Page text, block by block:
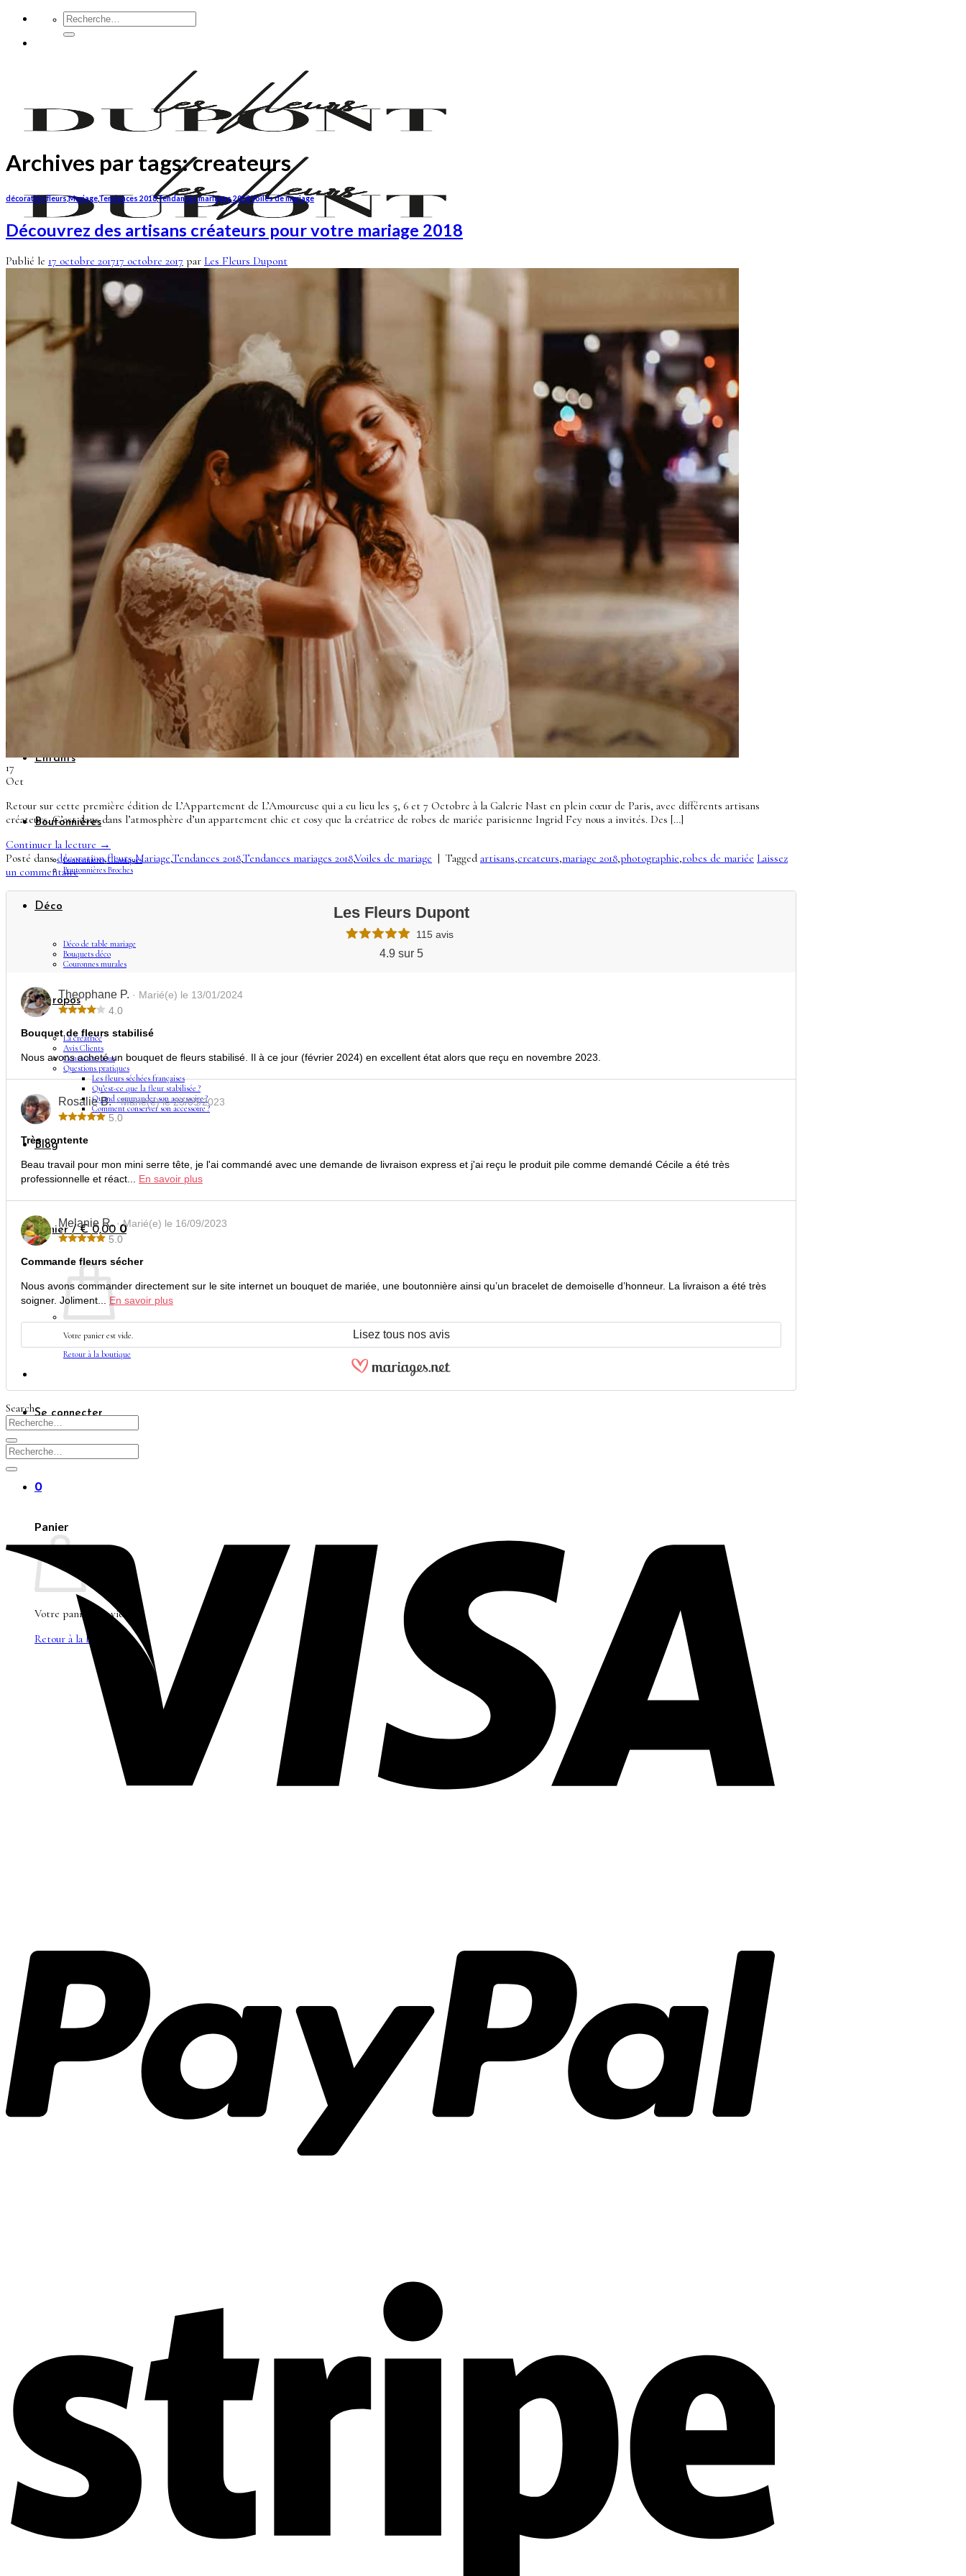
Passer
contenu
Recherche
pour :
Couronnes de fleurs
Headbands
Peignes fleuris
Peignes classiques
Peignes longs
Peignes minis
Pics à cheveux
Voiles fleuris
Bouquets
Bouquets en fleurs séchées
Bouquets en fleurs stabilisées
Demoiselles d’honneur
Enfants
Boutonnières
Boutonnières Classiques
Boutonnières Broches
Déco
Déco de table mariage
Bouquets déco
Couronnes murales
A propos
La créatrice
Avis Clients
Contactez-nous
Questions pratiques
Les fleurs séchées françaises
Qu’est-ce que la fleur stabilisée ?
Quand commander son accessoire ?
Comment conserver son accessoire ?
Blog
Panier /€0,00 0
Votre panier est vide.
Retour à la boutique
Se connecter
0
Panier
Votre panier est vide.
Retour à la boutique
Archives par tags:createurs
décorationfleurs,MariageTendances 2018,Tendances mariages 2018,Voiles de mariage
Découvrez des artisans créateurs pour votre mariage 2018
Publié le 17 octobre 201717 octobre 2017 par Les Fleurs Dupont
17
Oct
Retour sur cette première édition de L’Appartement de L’Amoureuse qui a eu lieu les 5, 6 et 7 Octobre à la Galerie Nast en plein cœur de Paris, avec différents artisans
créateurs. C’est dans dans l’atmosphère d’un appartement chic et cosy que la créatrice de robes de mariée parisienne Ingrid Fey nous a invités. Des […]
Continuer la lecture →
Posté dansdécoration,fleurs,Mariage,Tendances 2018,Tendances mariages 2018,Voiles de mariage | Tagged artisans,createurs,mariage 2018,photographie,robes de mariée Laissez
un commentaire
Les Fleurs Dupont
115 avis
4.9 sur 5
Theophane P. · Marié(e) le 13/01/2024
4.0
Bouquet de fleurs stabilisé
Nous avons acheté un bouquet de fleurs stabilisé. Il à ce jour (février 2024) en excellent état alors que reçu en novembre 2023.
Rosalie B.· Marié(e) le 23/09/2023
5.0
Très contente
Beau travail pour mon mini serre tête, je l'ai commandé avec une demande de livraison express et j'ai reçu le produit pile comme demandé Cécile a été très
professionnelle et réact... En savoir plus
Melanie R.· Marié(e) le 16/09/2023
5.0
Commande fleurs sécher
Nous avons commander directement sur le site internet un bouquet de mariée, une boutonnière ainsi qu’un bracelet de demoiselle d’honneur. La livraison a été très
soigner. Joliment... En savoir plus
Lisez tous nos avis
Search